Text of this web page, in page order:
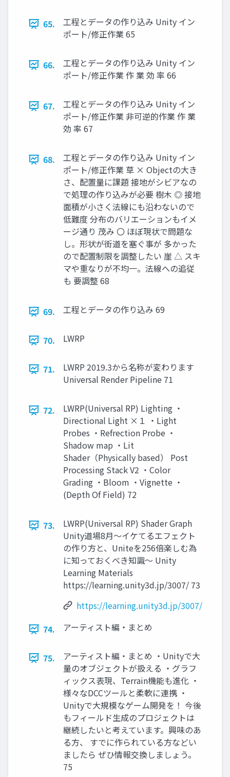
65.
工程とデータの作り込み Unity イン
ポート/修正作業 65
66.
工程とデータの作り込み Unity イン
ポート/修正作業 作 業 効 率 66
67.
工程とデータの作り込み Unity イン
ポート/修正作業 非可逆的作業 作 業
効 率 67
68.
工程とデータの作り込み Unity イン
ポート/修正作業 草 × Objectの大き
さ、配置量に課題 接地がシビアなの
で処理の作り込みが必要 樹木 ◎ 接地
面積が小さく法線にも沿わないので
低難度 分布のバリエーションもイメ
ージ通り 茂み 〇 ほぼ現状で問題な
し。形状が街道を塞ぐ事が 多かった
ので配置制限を調整したい 崖 △ スキ
マや重なりが不均一。法線への追従
も 要調整 68
69. 工程とデータの作り込み 69
70. LWRP
71.
LWRP 2019.3から名称が変わります
Universal Render Pipeline 71
72.
LWRP(Universal RP) Lighting ・
Directional Light ×１ ・Light
Probes ・Refrection Probe ・
Shadow map ・Lit
Shader（Physically based） Post
Processing Stack V2 ・Color
Grading ・Bloom ・Vignette ・
(Depth Of Field) 72
73.
LWRP(Universal RP) Shader Graph
Unity道場8月〜イケてるエフェクト
の作り方と、Uniteを256倍楽しむ為
に知っておくべき知識〜 Unity
Learning Materials
https://learning.unity3d.jp/3007/ 73
https://learning.unity3d.jp/3007/
74.
アーティスト編・まとめ
75.
アーティスト編・まとめ ・Unityで大
量のオブジェクトが扱える ・グラフ
ィックス表現、Terrain機能も進化 ・
様々なDCCツールと柔軟に連携 ・
Unityで大規模なゲーム開発を！ 今後
もフィールド生成のプロジェクトは
継続したいと考えています。興味のあ
る方、 すでに作られている方などい
ましたら ぜひ情報交換しましょう。
75